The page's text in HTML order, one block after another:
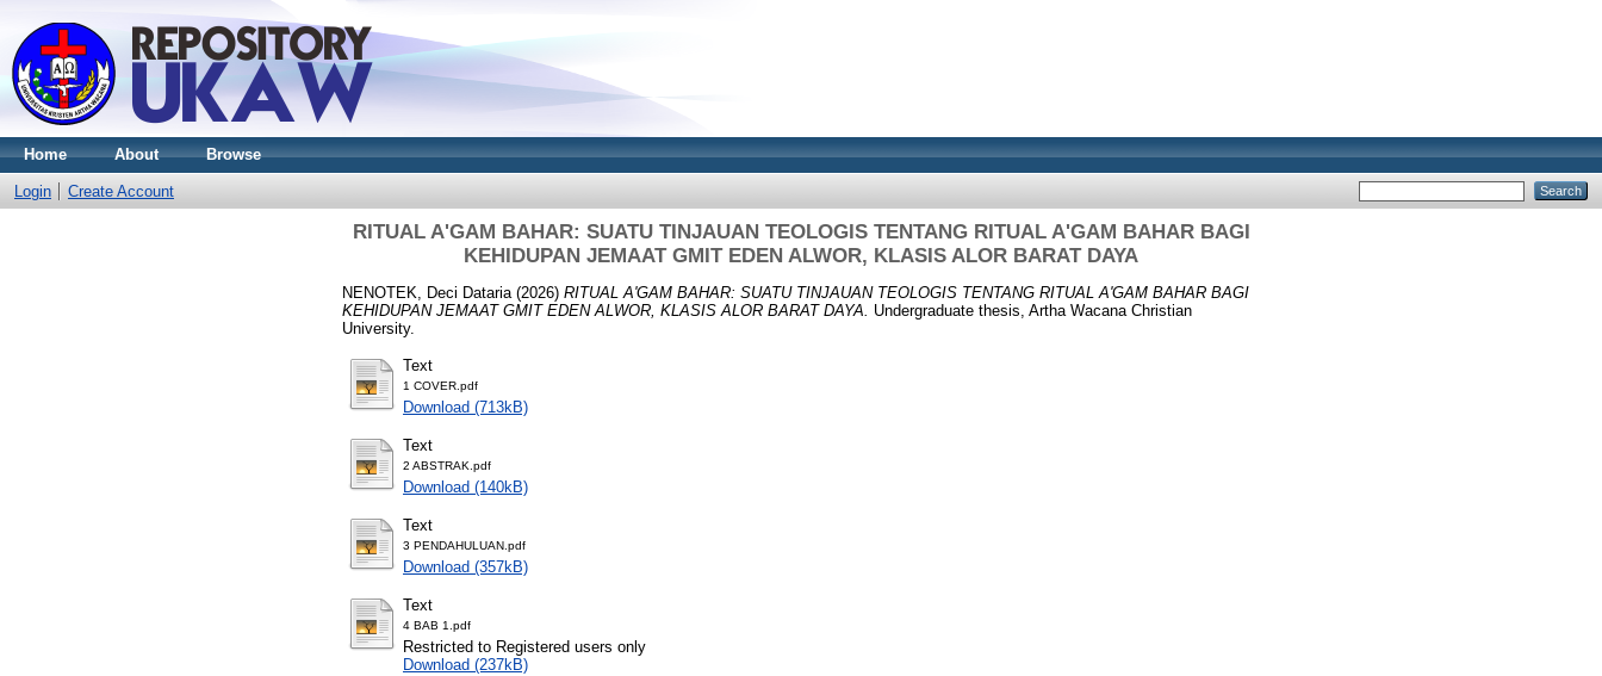
Home About Browse
Login Create Account
RITUAL A'GAM BAHAR: SUATU TINJAUAN TEOLOGIS TENTANG RITUAL A'GAM BAHAR BAGI
KEHIDUPAN JEMAAT GMIT EDEN ALWOR, KLASIS ALOR BARAT DAYA
NENOTEK, Deci Dataria (2026) RITUAL A'GAM BAHAR: SUATU TINJAUAN TEOLOGIS TENTANG RITUAL A'GAM BAHAR BAGI
KEHIDUPAN JEMAAT GMIT EDEN ALWOR, KLASIS ALOR BARAT DAYA.
Undergraduate thesis, Artha Wacana Christian
University.
Text
1 COVER.pdf
Download (713kB)
Text
2 ABSTRAK.pdf
Download (140kB)
Text
3 PENDAHULUAN.pdf
Download (357kB)
Text
4 BAB 1.pdf
Restricted to Registered users only
Download (237kB)